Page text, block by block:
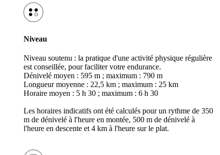
Niveau
Niveau soutenu : la pratique d'une activité physique régulière
est conseillée, pour faciliter votre endurance.
Dénivelé moyen : 595 m ; maximum : 790 m
Longueur moyenne : 22,5 km ; maximum : 25 km
Horaire moyen : 5 h 30 ; maximum : 6 h 30
Les horaires indicatifs ont été calculés pour un rythme de 350
m de dénivelé à l'heure en montée, 500 m de dénivelé à
l'heure en descente et 4 km à l'heure sur le plat.